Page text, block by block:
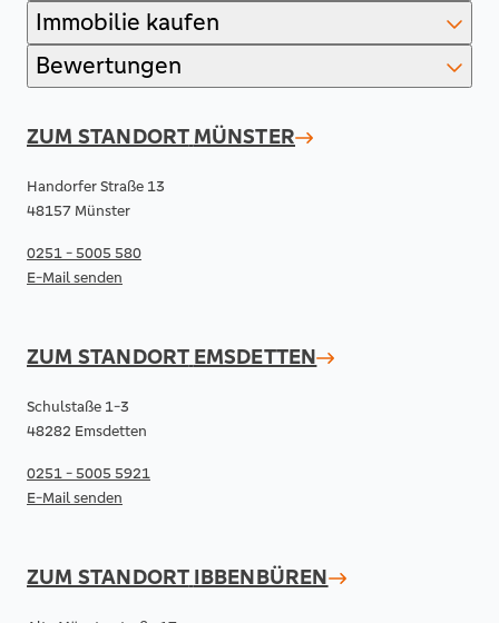
Immobilie kaufen
Bewertungen
ZUM STANDORT MÜNSTER
Handorfer Straße 13
48157 Münster
0251 - 5005 580
E-Mail senden
ZUM STANDORT EMSDETTEN
Schulstaße 1-3
48282 Emsdetten
0251 - 5005 5921
E-Mail senden
ZUM STANDORT IBBENBÜREN